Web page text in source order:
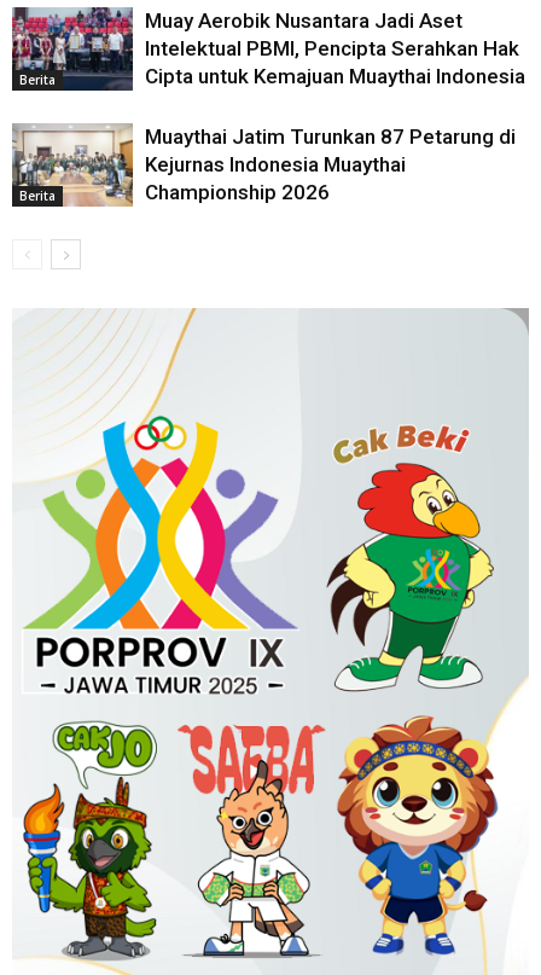
Berita
Muay Aerobik Nusantara Jadi Aset
Intelektual PBMI, Pencipta Serahkan Hak
Cipta untuk Kemajuan Muaythai Indonesia
Berita
Muaythai Jatim Turunkan 87 Petarung di
Kejurnas Indonesia Muaythai
Championship 2026